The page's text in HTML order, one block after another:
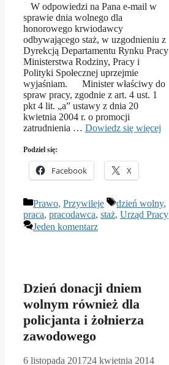
W odpowiedzi na Pana e-mail w
sprawie dnia wolnego dla
honorowego krwiodawcy
odbywającego staż, w uzgodnieniu z
Dyrekcją Departamentu Rynku Pracy
Ministerstwa Rodziny, Pracy i
Polityki Społecznej uprzejmie
wyjaśniam. Minister właściwy do
spraw pracy, zgodnie z art. 4 ust. 1
pkt 4 lit. „a” ustawy z dnia 20
kwietnia 2004 r. o promocji
zatrudnienia … Dowiedz się więcej
Podziel się:
Facebook X
Kategorie
Prawo, Przywileje Tagi
dzień wolny,
praca, pracodawca, staż, Urząd Pracy
Jeden komentarz
Dzień donacji dniem
wolnym również dla
policjanta i żołnierza
zawodowego
6 listopada 201724 kwietnia 2014